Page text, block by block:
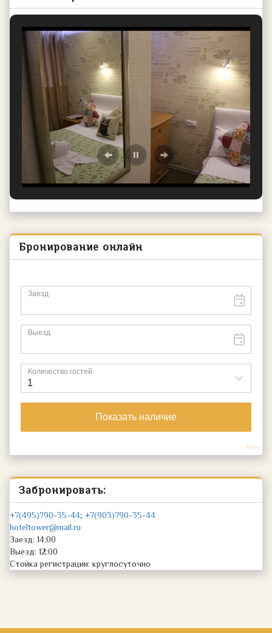
Бронирование онлайн
Bnovo
Забронировать:
+7(495)790-35-44; +7(903)790-35-44
hoteltower@mail.ru
Заезд: 14:00
Выезд: 12:00
Стойка регистрации: круглосуточно